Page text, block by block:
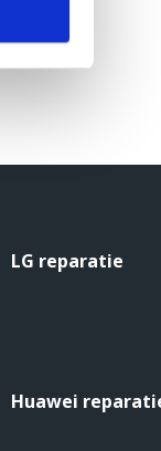
LG reparatie
Huawei